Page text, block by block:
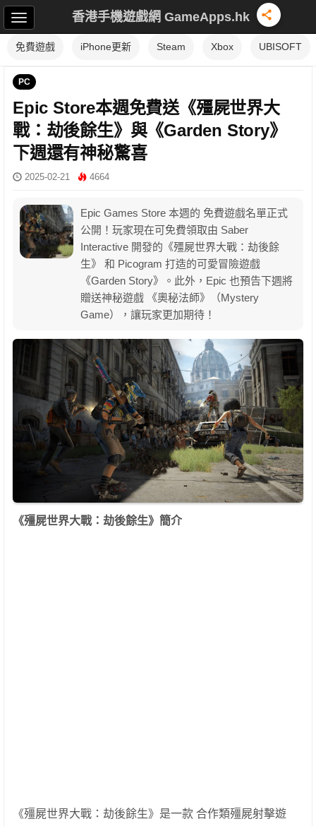
香港手機遊戲網 GameApps.hk
免費遊戲 iPhone更新 Steam Xbox UBISOFT
PC
Epic Store本週免費送《殭屍世界大
戰：劫後餘生》與《Garden Story》
下週還有神秘驚喜
2025-02-21 4664
Epic Games Store 本週的 免費遊戲名單正式
公開！玩家現在可免費領取由 Saber
Interactive 開發的《殭屍世界大戰：劫後餘
生》 和 Picogram 打造的可愛冒險遊戲
《Garden Story》。此外，Epic 也預告下週將
贈送神秘遊戲 《奧秘法師》（Mystery
Game），讓玩家更加期待！
《殭屍世界大戰：劫後餘生》簡介
《殭屍世界大戰：劫後餘生》是一款 合作類殭屍射擊遊